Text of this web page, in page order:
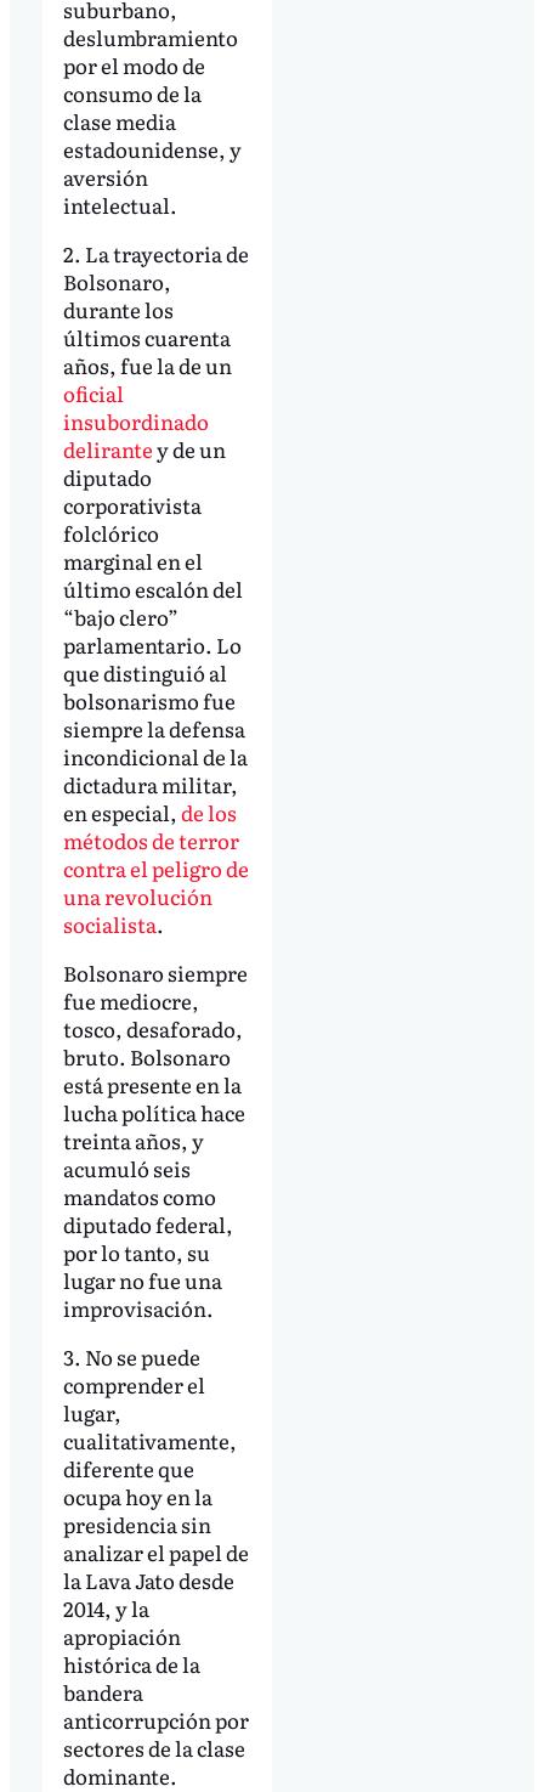
suburbano,
deslumbramiento
por el modo de
consumo de la
clase media
estadounidense, y
aversión
intelectual.
2. La trayectoria de
Bolsonaro,
durante los
últimos cuarenta
años, fue la de un
oficial
insubordinado
delirantey de un
diputado
corporativista
folclórico
marginal en el
último escalón del
“bajo clero”
parlamentario. Lo
que distinguió al
bolsonarismo fue
siempre la defensa
incondicional de la
dictadura militar,
en especial, de los
métodos de terror
contra el peligro de
una revolución
socialista.
Bolsonaro siempre
fue mediocre,
tosco, desaforado,
bruto. Bolsonaro
está presente en la
lucha política hace
treinta años, y
acumuló seis
mandatos como
diputado federal,
por lo tanto, su
lugar no fue una
improvisación.
3. No se puede
comprender el
lugar,
cualitativamente,
diferente que
ocupa hoy en la
presidencia sin
analizar el papel de
la Lava Jato desde
2014, y la
apropiación
histórica de la
bandera
anticorrupción por
sectores de la clase
dominante.